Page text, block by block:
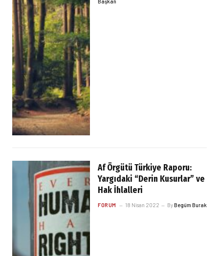
Af Örgütü Türkiye Raporu:
Yargıdaki “Derin Kusurlar” ve
Hak İhlalleri
FORUM 18 Nisan 2022 ByBegüm Burak